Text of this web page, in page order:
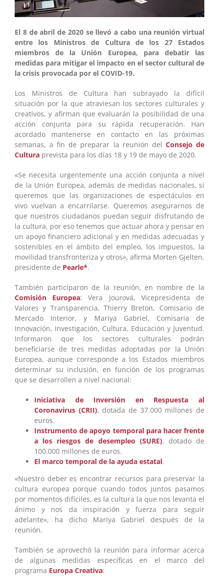
El 8 de abril de 2020 se llevó a cabo una reunión virtual
entre los Ministros de Cultura de los 27 Estados
miembros de la Unión Europea, para debatir las
medidas para mitigar el impacto en el sector cultural de
la crisis provocada por el COVID-19.
Los Ministros de Cultura han subrayado la difícil
situación por la que atraviesan los sectores culturales y
creativos, y afirman que evaluarán la posibilidad de una
acción conjunta para su rápida recuperación. Han
acordado mantenerse en contacto en las próximas
semanas, a fin de preparar la reunión del Consejo de
Cultura prevista para los días 18 y 19 de mayo de 2020.
«Se necesita urgentemente una acción conjunta a nivel
de la Unión Europea, además de medidas nacionales, si
queremos que las organizaciones de espectáculos en
vivo vuelvan a encarrilarse. Queremos asegurarnos de
que nuestros ciudadanos puedan seguir disfrutando de
la cultura, por eso tenemos que actuar ahora y pensar en
un apoyo financiero adicional y en medidas adecuadas y
sostenibles en el ámbito del empleo, los impuestos, la
movilidad transfronteriza y otros», afirma Morten Gjelten,
presidente de Pearle*.
También participaron de la reunión, en nombre de la
Comisión Europea: Vera Jourová, Vicepresidenta de
Valores y Transparencia, Thierry Breton, Comisario de
Mercado Interior, y Mariya Gabriel, Comisaria de
Innovación, Investigación, Cultura, Educación y Juventud.
Informaron que los sectores culturales podrán
beneficiarse de tres medidas adoptadas por la Unión
Europea, aunque corresponde a los Estados miembros
determinar su inclusión, en función de los programas
que se desarrollen a nivel nacional:
Iniciativa de Inversión en Respuesta al
Coronavirus (CRII), dotada de 37.000 millones de
euros.
Instrumento de apoyo temporal para hacer frente
a los riesgos de desempleo (SURE), dotado de
100.000 millones de euros.
El marco temporal de la ayuda estatal.
«Nuestro deber es encontrar recursos para preservar la
cultura europea porque cuando todos juntos pasamos
por momentos difíciles, es la cultura la que nos levanta el
ánimo y nos da inspiración y fuerza para seguir
adelante», ha dicho Mariya Gabriel después de la
reunión.
También se aprovechó la reunión para informar acerca
de algunas medidas específicas en el marco del
programa Europa Creativa: